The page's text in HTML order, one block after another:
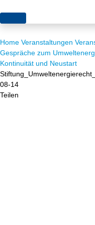
Themen
Akzeptanz
Europa
Projekte
Publikationen
News
Home Veranstaltungen
Gespräche zum
Kontinuität und Neustart
08-14
Teilen